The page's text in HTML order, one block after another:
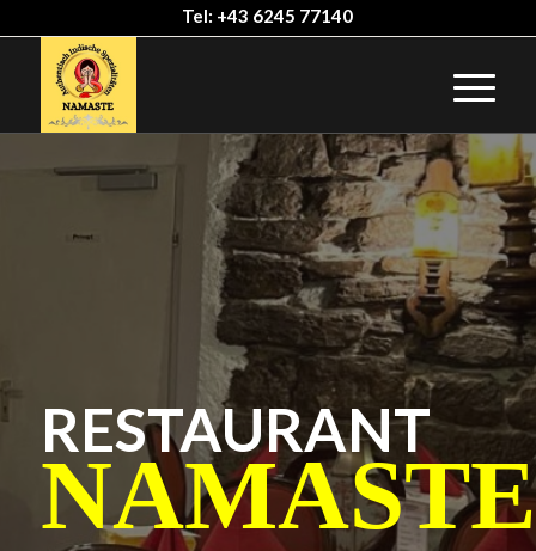
Tel: +43 6245 77140
RESTAURANT
NAMASTE